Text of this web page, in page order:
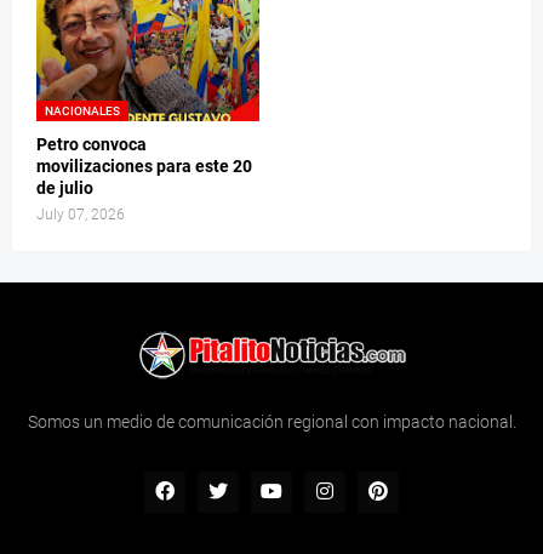
NACIONALES
Petro convoca
movilizaciones para este 20
de julio
July 07, 2026
Somos un medio de comunicación regional con impacto nacional.